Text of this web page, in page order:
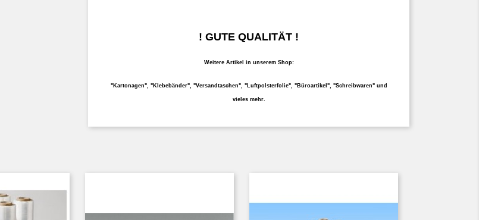
! GUTE QUALITÄT !
Weitere Artikel in unserem Shop:
"Kartonagen", "Klebebänder", "Versandtaschen", "Luftpolsterfolie", "Büroartikel", "Schreibwaren" und
vieles mehr.